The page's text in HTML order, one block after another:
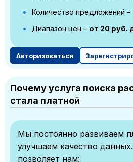
Количество предложений –
Диапазон цен – от 20 руб.
Авторизоваться
Почему услуга поиска
стала платной
Мы постоянно развиваем
улучшаем качество
позволяет нам: